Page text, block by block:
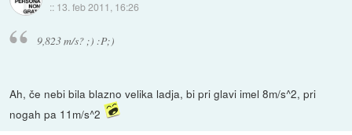
:: 13. feb 2011, 16:26
9,823 m/s? ;) :P;)
Ah, če nebi bila blazno velika ladja, bi pri glavi imel 8m/s^2, pri
nogah pa 11m/s^2